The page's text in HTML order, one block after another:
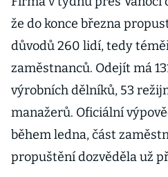
že do konce března
důvodů 260 lidí, tedy
zaměstnanců. Odejít má
výrobních dělníků, 53
manažerů. Oficiální
během ledna, část
propuštění dozvěděla už